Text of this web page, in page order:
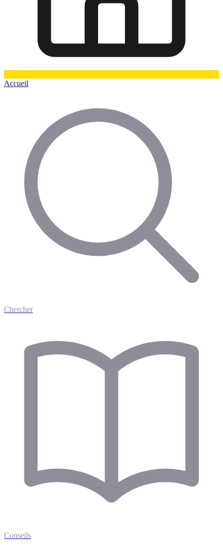
Accueil
Chercher
Conseils